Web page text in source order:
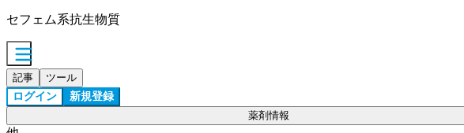
セフェム系抗生物質
記事 ツール
ログイン 新規登録
薬剤情報